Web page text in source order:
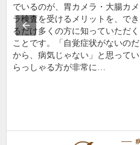
でいるのが、胃カメラ・大腸カメ
ラ検査を受けるメリットを、でき
るだけ多くの方に知っていただく
ことです。「自覚症状がないのだ
から、病気じゃない」と思ってい
らっしゃる方が非常に…